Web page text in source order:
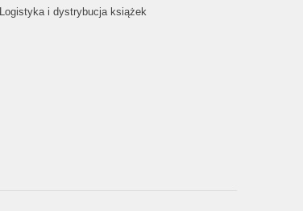
Logistyka i dystrybucja książek